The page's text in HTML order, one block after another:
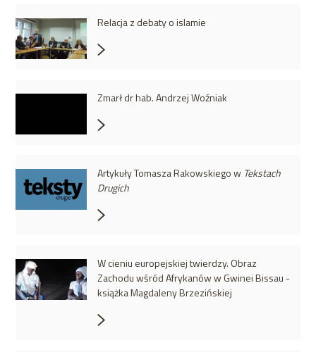
Relacja z debaty o islamie
Zmarł dr hab. Andrzej Woźniak
Artykuły Tomasza Rakowskiego w Tekstach
Drugich
W cieniu europejskiej twierdzy. Obraz
Zachodu wśród Afrykanów w Gwinei Bissau -
książka Magdaleny Brzezińskiej